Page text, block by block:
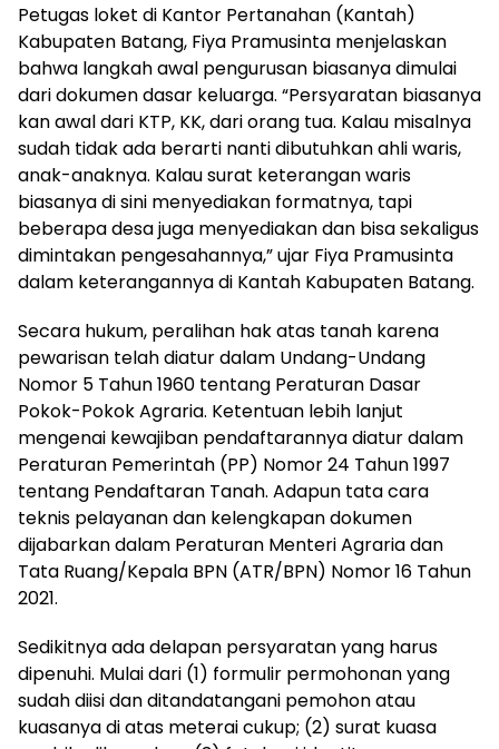
Petugas loket di Kantor Pertanahan (Kantah)
Kabupaten Batang, Fiya Pramusinta menjelaskan
bahwa langkah awal pengurusan biasanya dimulai
dari dokumen dasar keluarga. “Persyaratan biasanya
kan awal dari KTP, KK, dari orang tua. Kalau misalnya
sudah tidak ada berarti nanti dibutuhkan ahli waris,
anak-anaknya. Kalau surat keterangan waris
biasanya di sini menyediakan formatnya, tapi
beberapa desa juga menyediakan dan bisa sekaligus
dimintakan pengesahannya,” ujar Fiya Pramusinta
dalam keterangannya di Kantah Kabupaten Batang.
Secara hukum, peralihan hak atas tanah karena
pewarisan telah diatur dalam Undang-Undang
Nomor 5 Tahun 1960 tentang Peraturan Dasar
Pokok-Pokok Agraria. Ketentuan lebih lanjut
mengenai kewajiban pendaftarannya diatur dalam
Peraturan Pemerintah (PP) Nomor 24 Tahun 1997
tentang Pendaftaran Tanah. Adapun tata cara
teknis pelayanan dan kelengkapan dokumen
dijabarkan dalam Peraturan Menteri Agraria dan
Tata Ruang/Kepala BPN (ATR/BPN) Nomor 16 Tahun
2021.
Sedikitnya ada delapan persyaratan yang harus
dipenuhi. Mulai dari (1) formulir permohonan yang
sudah diisi dan ditandatangani pemohon atau
kuasanya di atas meterai cukup; (2) surat kuasa